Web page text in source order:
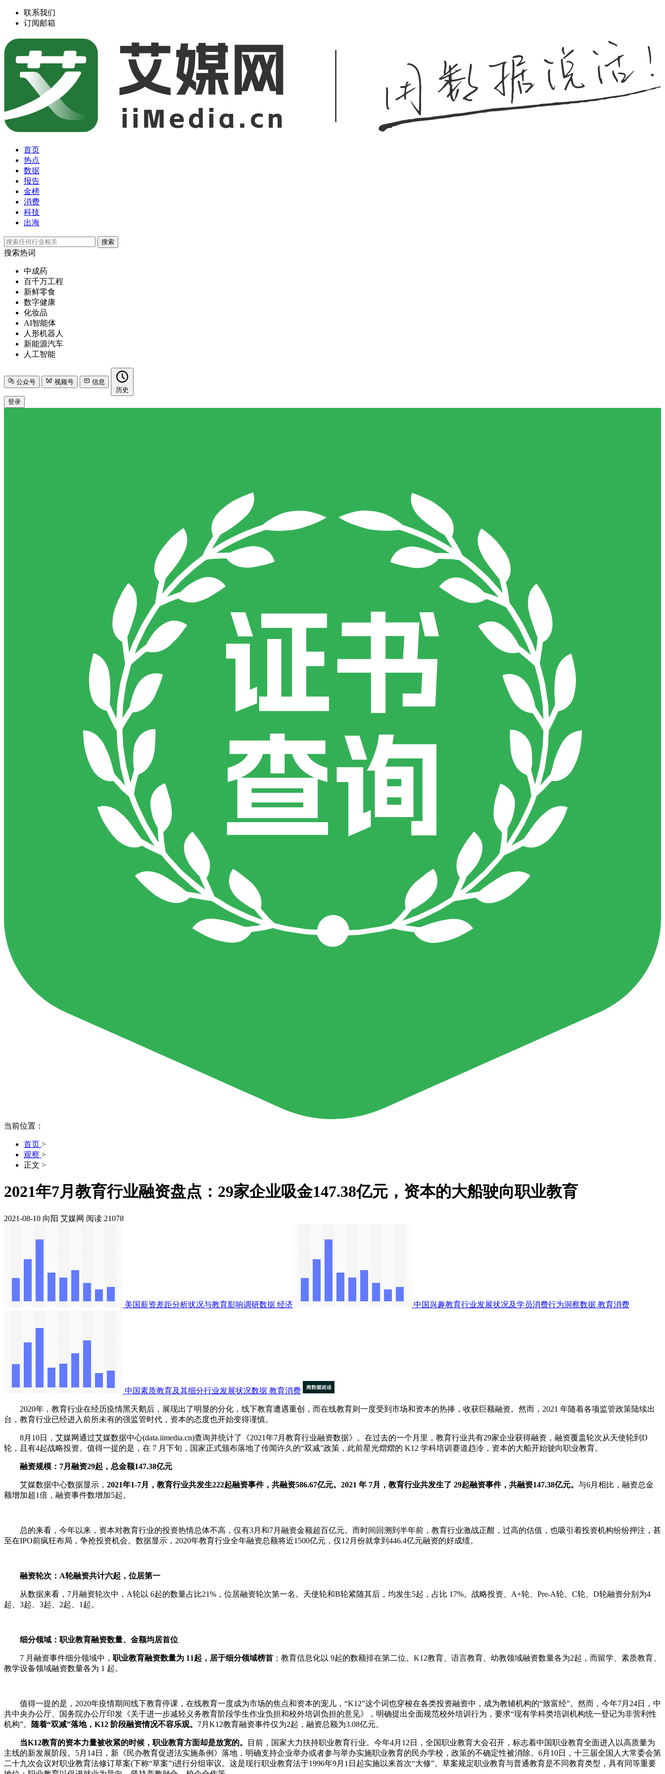
联系我们
订阅邮箱
首页
热点
数据
报告
金榜
消费
科技
出海
搜索
搜索热词
中成药
百千万工程
新鲜零食
数字健康
化妆品
AI智能体
人形机器人
新能源汽车
人工智能
公众号 视频号
信息
历史
登录
当前位置：
首页 >
观察 >
正文 >
2021年7月教育行业融资盘点：29家企业吸金147.38亿元，资本的大船驶向职业教育
2021-08-10 向阳 艾媒网 阅读 21078
美国薪资差距分析状况与教育影响调研数据 经济 中国兴趣教育行业发展状况及学员消费行为洞察数据 教育消费
中国素质教育及其细分行业发展状况数据 教育消费
2020年，教育行业在经历疫情黑天鹅后，展现出了明显的分化，线下教育遭遇重创，而在线教育则一度受到市场和资本的热捧，收获巨额融资。然而，2021 年随着各项监管政策陆续出
台，教育行业已经进入前所未有的强监管时代，资本的态度也开始变得谨慎。
8月10日，艾媒网通过艾媒数据中心(data.iimedia.cn)查询并统计了《2021年7月教育行业融资数据》。在过去的一个月里，教育行业共有29家企业获得融资，融资覆盖轮次从天使轮到D
轮，且有4起战略投资。值得一提的是，在 7 月下旬，国家正式颁布落地了传闻许久的“双减”政策，此前星光熠熠的 K12 学科培训赛道趋冷，资本的大船开始驶向职业教育。
融资规模：7月融资29起，总金额147.38亿元
艾媒数据中心数据显示， 2021年1-7月，教育行业共发生222起融资事件，共融资586.67亿元。2021 年 7月，教育行业共发生了 29起融资事件，共融资147.38亿元。 与6月相比，融资总金
额增加超1倍，融资事件数增加5起。
总的来看，今年以来，资本对教育行业的投资热情总体不高，仅有3月和7月融资金额超百亿元。而时间回溯到半年前，教育行业激战正酣，过高的估值，也吸引着投资机构纷纷押注，甚
至在IPO前疯狂布局，争抢投资机会。数据显示，2020年教育行业全年融资总额将近1500亿元，仅12月份就拿到446.4亿元融资的好成绩。
融资轮次：A轮融资共计六起，位居第一
从数据来看，7月融资轮次中，A轮以 6起的数量占比21%，位居融资轮次第一名。天使轮和B轮紧随其后，均发生5起，占比 17%。战略投资、A+轮、Pre-A轮、C轮、D轮融资分别为4
起、3起、3起、2起、1起。
细分领域：职业教育融资数量、金额均居首位
7 月融资事件细分领域中， 职业教育融资数量为 11起，居于细分领域榜首 ；教育信息化以 9起的数额排在第二位。K12教育、语言教育、幼教领域融资数量各为2起，而留学、素质教育、
教学设备领域融资数量各为 1 起。
值得一提的是，2020年疫情期间线下教育停课，在线教育一度成为市场的焦点和资本的宠儿，“K12”这个词也穿梭在各类投资融资中，成为教辅机构的“致富经”。然而，今年7月24日，中
共中央办公厅、国务院办公厅印发《关于进一步减轻义务教育阶段学生作业负担和校外培训负担的意见》，明确提出全面规范校外培训行为，要求“现有学科类培训机构统一登记为非营利性
机构”。
随着“双减”落地，K12 阶段融资情况不容乐观。 7月K12教育融资事件仅为2起，融资总额为3.08亿元。
当K12教育的资本力量被收紧的时候，职业教育方面却是放宽的。
目前，国家大力扶持职业教育行业。今年4月12日，全国职业教育大会召开，标志着中国职业教育全面进入以高质量为
主线的新发展阶段。5月14日，新《民办教育促进法实施条例》落地，明确支持企业举办或者参与举办实施职业教育的民办学校，政策的不确定性被消除。6月10日，十三届全国人大常委会第
二十九次会议对职业教育法修订草案(下称“草案”)进行分组审议。这是现行职业教育法于1996年9月1日起实施以来首次“大修”。草案规定职业教育与普通教育是不同教育类型，具有同等重要